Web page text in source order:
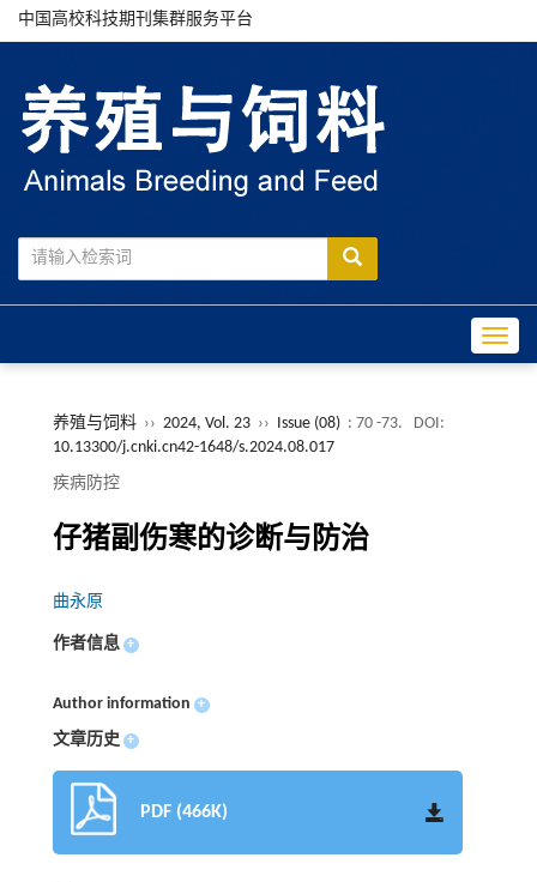
中国高校科技期刊集群服务平台
养殖与饲料 ›› 2024, Vol. 23 ›› Issue (08) : 70 -73.
DOI:
10.13300/j.cnki.cn42-1648/s.2024.08.017
疾病防控
仔猪副伤寒的诊断与防治
曲永原
作者信息 +
Author information +
文章历史 +
PDF (466K)